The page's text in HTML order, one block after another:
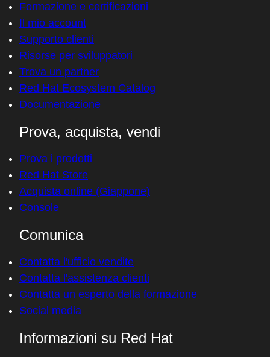
Formazione e certificazioni
Il mio account
Supporto clienti
Risorse per sviluppatori
Trova un partner
Red Hat Ecosystem Catalog
Documentazione
Prova, acquista, vendi
Prova i prodotti
Red Hat Store
Acquista online (Giappone)
Console
Comunica
Contatta l'ufficio vendite
Contatta l'assistenza clienti
Contatta un esperto della formazione
Social media
Informazioni su Red Hat